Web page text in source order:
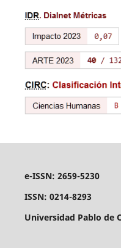
e-ISSN: 2659-5230
ISSN: 0214-8293
Universidad Pablo de